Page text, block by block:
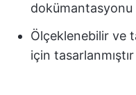
Ölçeklenebilir ve
için tasarlanmıştır